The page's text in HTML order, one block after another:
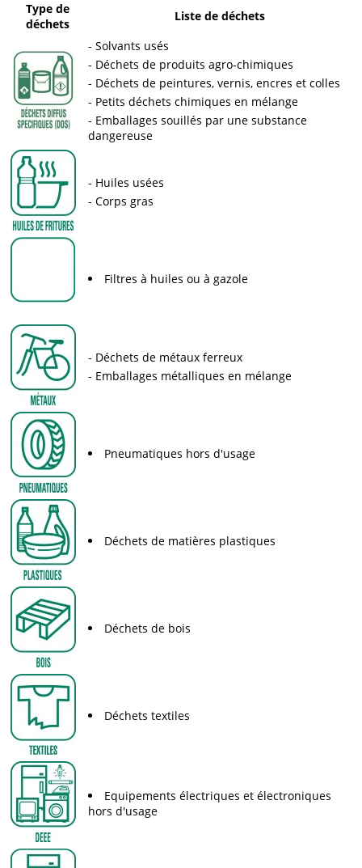
Type de
déchets
Liste de déchets
Solvants usés
Déchets de produits agro-chimiques
Déchets de peintures, vernis, encres et colles
Petits déchets chimiques en mélange
Emballages souillés par une substance
dangereuse
Huiles usées
Corps gras
Filtres à huiles ou à gazole
Déchets de métaux ferreux
Emballages métalliques en mélange
Pneumatiques hors d'usage
Déchets de matières plastiques
Déchets de bois
Déchets textiles
Equipements électriques et électroniques
hors d'usage